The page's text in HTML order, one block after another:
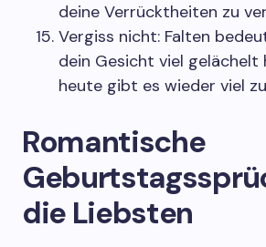
deine Verrücktheiten zu
Vergiss nicht: Falten
dein Gesicht viel gelächelt
heute gibt es wieder viel
Romantische
die Liebsten